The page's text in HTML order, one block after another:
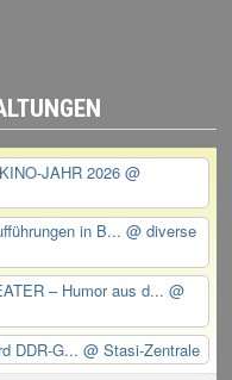
JAHR 2026 @
in B... @ diverse
– Humor aus d... @
DDR-G...@ Stasi-Zentrale